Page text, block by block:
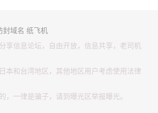
封域名 纸飞机
享信息论坛，自由开放，信息共享，老司机
本和台湾地区，其他地区用户考虑使用法律
，一律是骗子，请到曝光区举报曝光。